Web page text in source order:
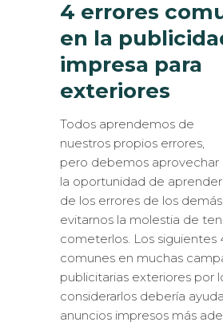
4 errores
en la
impresa para
exteriores
Todos aprendemos de
nuestros propios errores,
pero debemos aprovechar
la oportunidad de aprender
de los errores de los
evitarnos la molestia de
cometerlos. Los siguientes
comunes en muchas
publicitarias exteriores por
considerarlos debería
anuncios impresos más